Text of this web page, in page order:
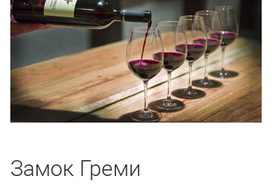
Замок Греми